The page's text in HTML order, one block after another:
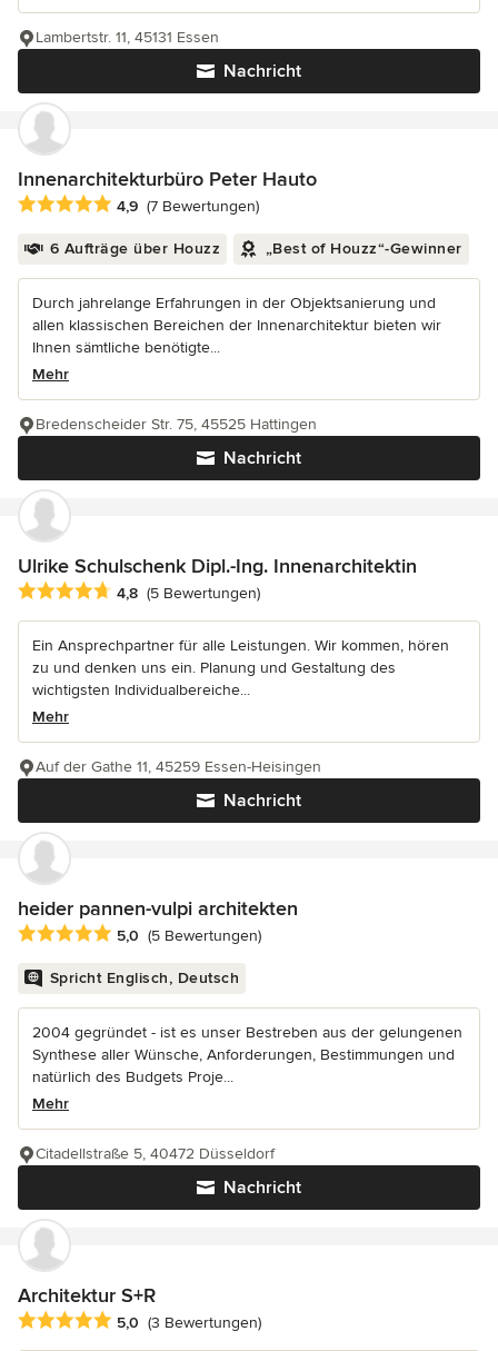
Nachricht
Lambertstr. 11, 45131 Essen
Innenarchitekturbüro Peter Hauto
Durchschnittliche Bewertung: 4.9 von 5 Sternen
4,9 (7 Bewertungen)
6 Aufträge über Houzz „Best of Houzz“-Gewinner
Durch jahrelange Erfahrungen in der Objektsanierung und
allen klassischen Bereichen der Innenarchitektur bieten wir
Ihnen sämtliche benötigte...
Mehr
Nachricht
Bredenscheider Str. 75, 45525 Hattingen
Ulrike Schulschenk Dipl.-Ing. Innenarchitektin
Durchschnittliche Bewertung: 4.8 von 5 Sternen
4,8 (5 Bewertungen)
Ein Ansprechpartner für alle Leistungen. Wir kommen, hören
zu und denken uns ein. Planung und Gestaltung des
wichtigsten Individualbereiche...
Mehr
Nachricht
Auf der Gathe 11, 45259 Essen-Heisingen
heider pannen-vulpi architekten
Durchschnittliche Bewertung: 5 von 5 Sternen
5,0 (5 Bewertungen)
Spricht Englisch, Deutsch
2004 gegründet - ist es unser Bestreben aus der gelungenen
Synthese aller Wünsche, Anforderungen, Bestimmungen und
natürlich des Budgets Proje...
Mehr
Nachricht
Citadellstraße 5, 40472 Düsseldorf
Architektur S+R
Durchschnittliche Bewertung: 5 von 5 Sternen
5,0 (3 Bewertungen)